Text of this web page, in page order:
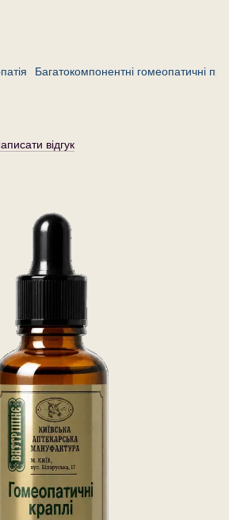
Багатокомпонентні гомеопатичні
зубів» —
відгук